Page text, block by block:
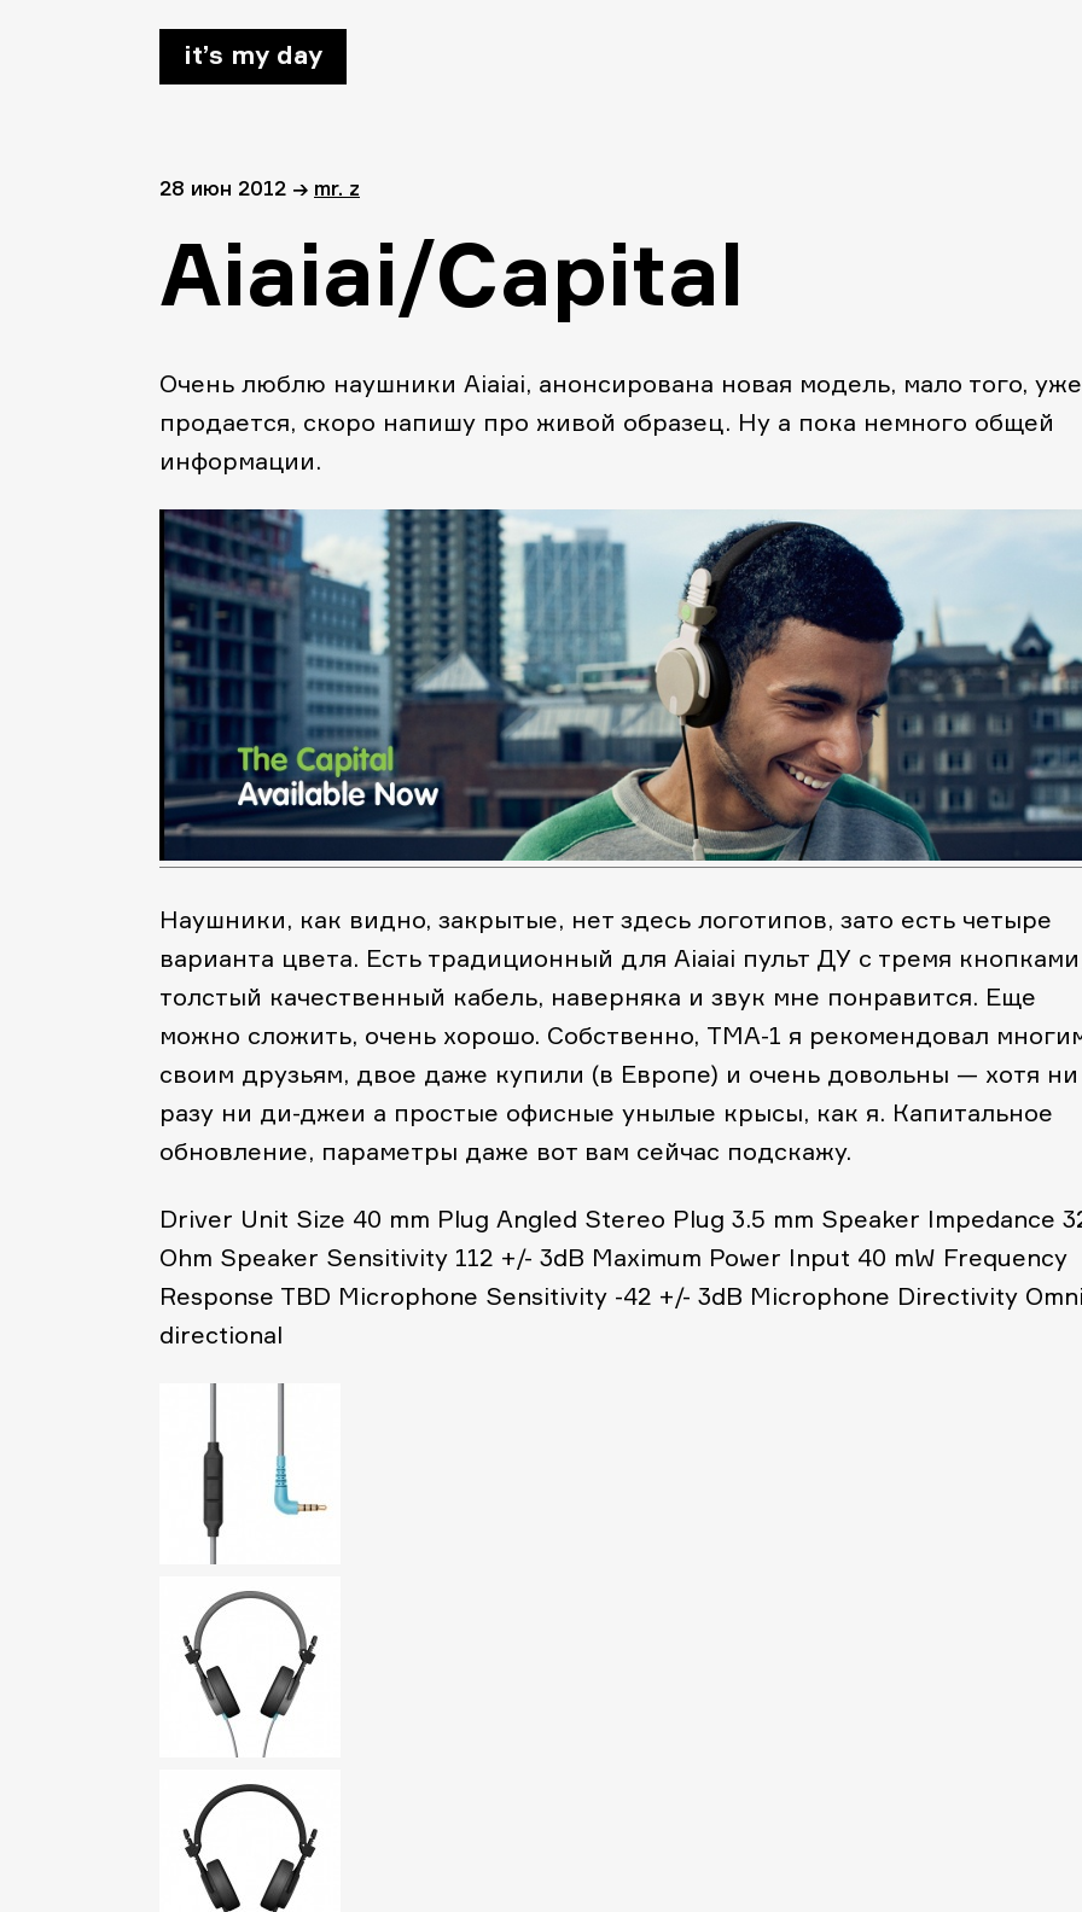
it’s my day
28 июн 2012 → mr. z
Aiaiai/Capital
Очень люблю наушники Aiaiai, анонсирована новая модель, мало того, уже
продается, скоро напишу про живой образец. Ну а пока немного общей
информации.
Наушники, как видно, закрытые, нет здесь логотипов, зато есть четыре
варианта цвета. Есть традиционный для Aiaiai пульт ДУ с тремя
толстый качественный кабель, наверняка и звук мне понравится. Еще
можно сложить, очень хорошо. Собственно, TMA-1 я рекомендовал
своим друзьям, двое даже купили (в Европе) и очень довольны — хотя ни
разу ни ди-джеи а простые офисные унылые крысы, как я. Капитальное
обновление, параметры даже вот вам сейчас подскажу.
Driver Unit Size 40 mm Plug Angled Stereo Plug 3.5 mm Speaker Impedance
Ohm Speaker Sensitivity 112 +/- 3dB Maximum Power Input 40 mW Frequency
Response TBD Microphone Sensitivity -42 +/- 3dB Microphone Directivity
directional